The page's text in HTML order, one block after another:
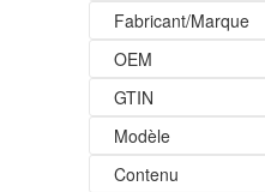
Fabricant/Marque
OEM
GTIN
Modèle
Contenu